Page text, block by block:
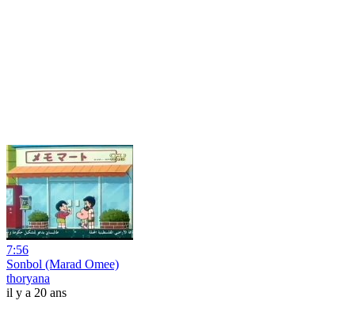
7:56
Sonbol (Marad Omee)
thoryana
il y a 20 ans